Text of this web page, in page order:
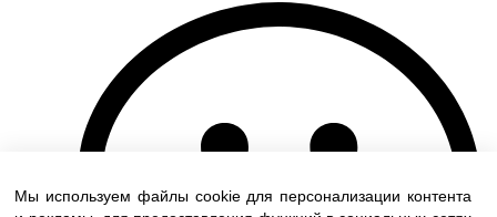
Мы используем файлы cookie для персонализации контента